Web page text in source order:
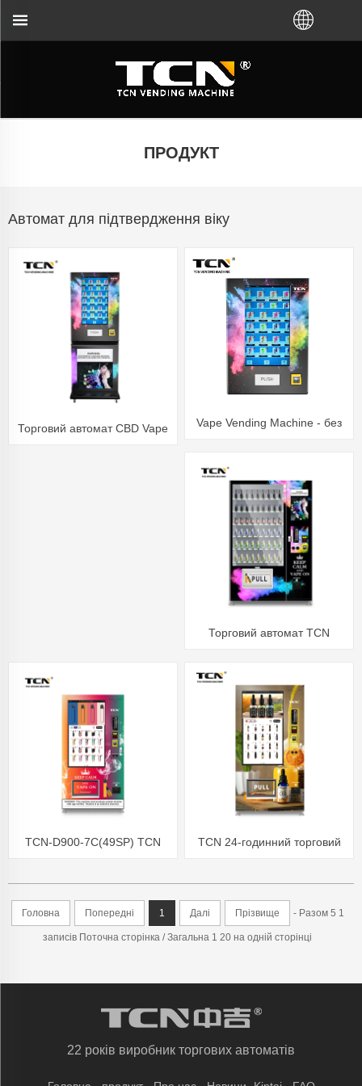
ПРОДУКТ
Автомат для підтвердження віку
Торговий автомат CBD Vape
Vape Vending Machine - без
Торговий автомат TCN
TCN-D900-7C(49SP) TCN
TCN 24-годинний торговий
перевіркою віку
Головна Попередні 1 Далі Прізвище - Разом 5 1
записів Поточна сторінка / Загальна 1 20 на одній сторінці
22 років виробник торгових автоматів
торгового автомата та усунення